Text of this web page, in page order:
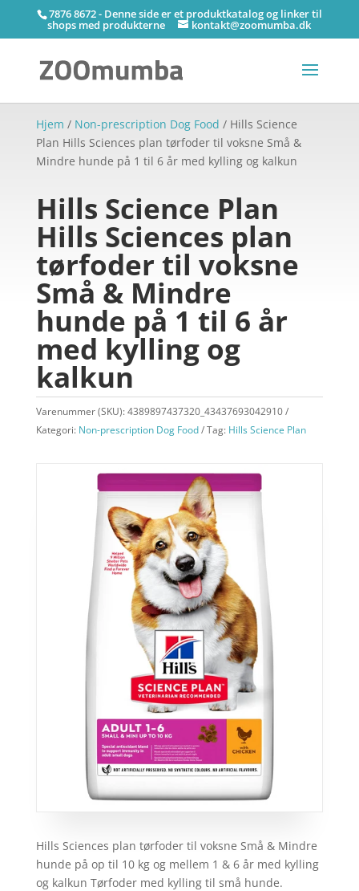
7876 8672 - Denne side er et produktkatalog og linker til
shops med produkterne kontakt@zoomumba.dk
Hjem / Non-prescription Dog Food / Hills Science
Plan Hills Sciences plan tørfoder til voksne Små &
Mindre hunde på 1 til 6 år med kylling og kalkun
Hills Science Plan
Hills Sciences plan
tørfoder til voksne
Små & Mindre
hunde på 1 til 6 år
med kylling og
kalkun
Varenummer (SKU):4389897437320_43437693042910
Kategori: Non-prescription Dog Food Tag: Hills Science Plan
Hills Sciences plan tørfoder til voksne Små & Mindre
hunde på op til 10 kg og mellem 1 & 6 år med kylling
og kalkun Tørfoder med kylling til små hunde.